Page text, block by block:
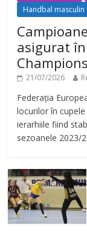
Handbal masculin
asigurat
21/07/2026
Federația
locurilor în
ierarhiile fiind
sezoanele 2023/